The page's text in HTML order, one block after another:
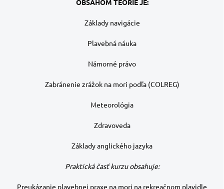
OBSAHOM TEÓRIE JE:
Základy navigácie
Plavebná náuka
Námorné právo
Zabránenie zrážok na mori podľa (COLREG)
Meteorológia
Zdravoveda
Základy anglického jazyka
Praktická časť kurzu obsahuje:
Preukázanie plavebnej praxe na mori na rekreačnom plavidle